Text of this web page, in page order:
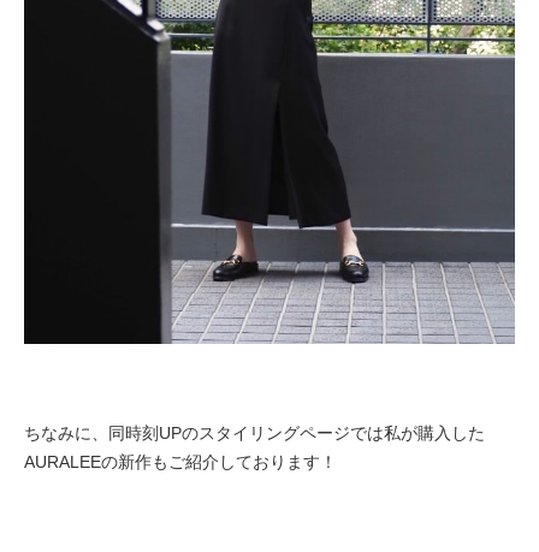
ちなみに、同時刻UPのスタイリングページでは私が購入した
AURALEEの新作もご紹介しております！